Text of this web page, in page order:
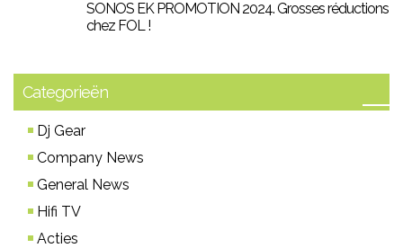
SONOS EK PROMOTION 2024. Grosses réductions
chez FOL !
Categorieën
Dj Gear
Company News
General News
Hifi TV
Acties